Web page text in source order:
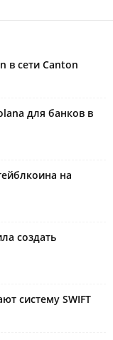
в сети Canton
для банков в
на
создать
систему SWIFT